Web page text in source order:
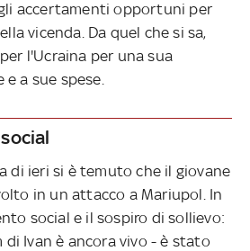
accertamenti opportuni per
vicenda. Da quel che si sa,
l'Ucraina per una sua
a sue spese.
di ieri si è temuto che il giovane
in un attacco a Mariupol. In
social e il sospiro di sollievo:
Ivan è ancora vivo - è stato